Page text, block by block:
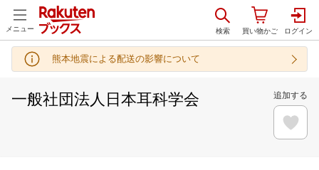
メニュー
熊本地震による配送の影響について
一般社団法人日本耳科学会 追加する